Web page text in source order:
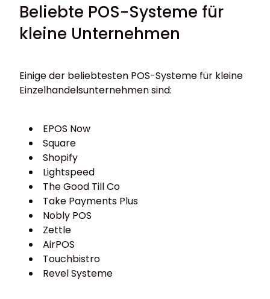
Beliebte POS-Systeme für
kleine Unternehmen
Einige der beliebtesten POS-Systeme für kleine
Einzelhandelsunternehmen sind:
EPOS Now
Square
Shopify
Lightspeed
The Good Till Co
Take Payments Plus
Nobly POS
Zettle
AirPOS
Touchbistro
Revel Systeme